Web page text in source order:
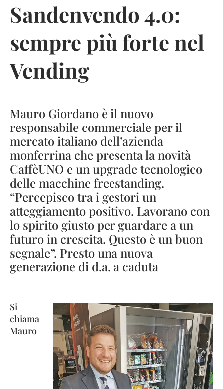
Sandenvendo 4.0:
sempre più forte nel
Vending
Mauro Giordano è il nuovo
responsabile commerciale per il
mercato italiano dell’azienda
monferrina che presenta la novità
CaffèUNO e un upgrade tecnologico
delle macchine freestanding.
“Percepisco tra i gestori un
atteggiamento positivo. Lavorano con
lo spirito giusto per guardare a un
futuro in crescita. Questo è un buon
segnale”. Presto una nuova
generazione di d.a. a caduta
Si
chiama
Mauro